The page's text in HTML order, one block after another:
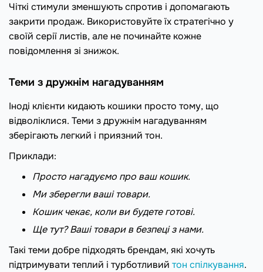
Чіткі стимули зменшують спротив і допомагають
закрити продаж. Використовуйте їх стратегічно у
своїй серії листів, але не починайте кожне
повідомлення зі знижок.
Теми з дружнім нагадуванням
Іноді клієнти кидають кошики просто тому, що
відволіклися. Теми з дружнім нагадуванням
зберігають легкий і приязний тон.
Приклади:
Просто нагадуємо про ваш кошик.
Ми зберегли ваші товари.
Кошик чекає, коли ви будете готові.
Ще тут? Ваші товари в безпеці з нами.
Такі теми добре підходять брендам, які хочуть
підтримувати теплий і турботливий тон спілкування.